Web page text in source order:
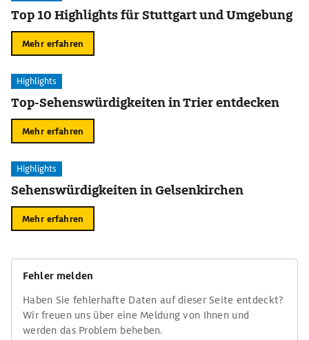
Top 10 Highlights für Stuttgart und Umgebung
Mehr erfahren
Highlights
Top-Sehenswürdigkeiten in Trier entdecken
Mehr erfahren
Highlights
Sehenswürdigkeiten in Gelsenkirchen
Mehr erfahren
Fehler melden
Haben Sie fehlerhafte Daten auf dieser Seite entdeckt?
Wir freuen uns über eine Meldung von Ihnen und
werden das Problem beheben.